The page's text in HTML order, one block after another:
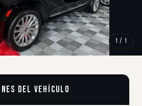
1 / 1
del Vehículo